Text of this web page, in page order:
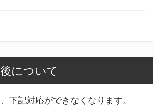
について
下記対応ができなくなります。